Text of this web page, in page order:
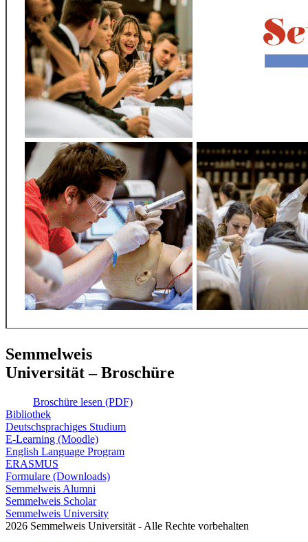
Semmelweis
Universität – Broschüre
Broschüre lesen (PDF)
Bibliothek
Deutschsprachiges Studium
E-Learning (Moodle)
English Language Program
ERASMUS
Formulare (Downloads)
Semmelweis Alumni
Semmelweis Scholar
Semmelweis University
2026 Semmelweis Universität - Alle Rechte vorbehalten